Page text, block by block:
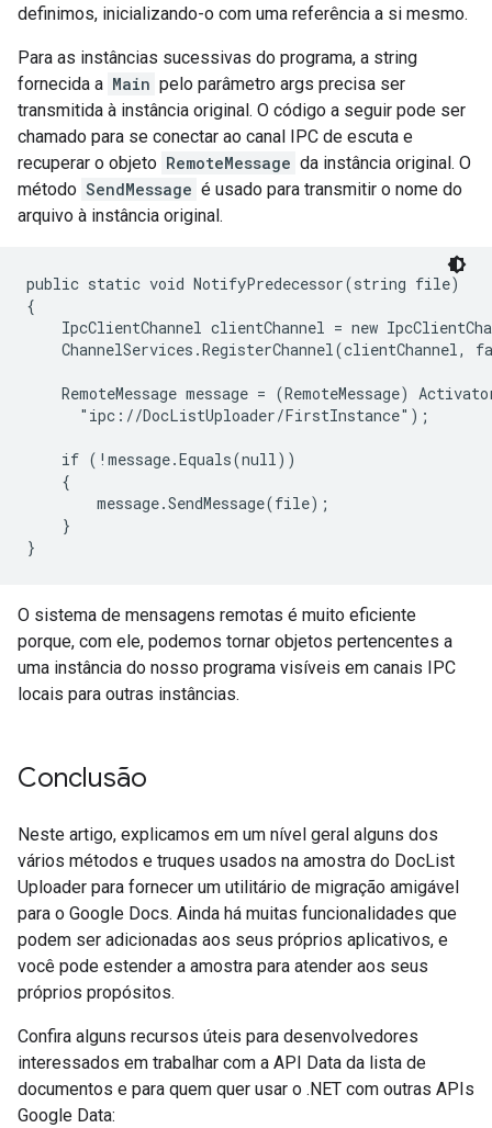
definimos, inicializando-o com uma referência a si mesmo.
Para as instâncias sucessivas do programa, a string
fornecida a Main pelo parâmetro args precisa ser
transmitida à instância original. O código a seguir pode ser
chamado para se conectar ao canal IPC de escuta e
recuperar o objeto RemoteMessage da instância original. O
método SendMessage é usado para transmitir o nome do
arquivo à instância original.
public static void NotifyPredecessor(string file)
{
IpcClientChannel clientChannel = new
ChannelServices.RegisterChannel(clientChannel,
RemoteMessage message = (RemoteMessage)
      "ipc://DocListUploader/FirstInstance");
    if (!message.Equals(null))
    {
        message.SendMessage(file);
    }
}
O sistema de mensagens remotas é muito eficiente
porque, com ele, podemos tornar objetos pertencentes a
uma instância do nosso programa visíveis em canais IPC
locais para outras instâncias.
Conclusão
Neste artigo, explicamos em um nível geral alguns dos
vários métodos e truques usados na amostra do DocList
Uploader para fornecer um utilitário de migração amigável
para o Google Docs. Ainda há muitas funcionalidades que
podem ser adicionadas aos seus próprios aplicativos, e
você pode estender a amostra para atender aos seus
próprios propósitos.
Confira alguns recursos úteis para desenvolvedores
interessados em trabalhar com a API Data da lista de
documentos e para quem quer usar o .NET com outras APIs
Google Data: